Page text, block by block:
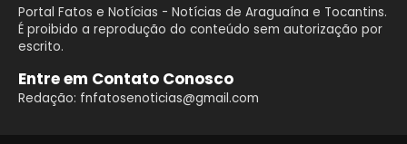
Portal Fatos e Notícias - Notícias de Araguaína e Tocantins.
É proibido a reprodução do conteúdo sem autorização por
escrito.
Entre em Contato Conosco
Redação: fnfatosenoticias@gmail.com